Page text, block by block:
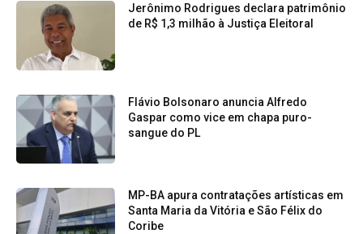
Jerônimo Rodrigues declara patrimônio
de R$ 1,3 milhão à Justiça Eleitoral
Flávio Bolsonaro anuncia Alfredo
Gaspar como vice em chapa puro-
sangue do PL
MP-BA apura contratações artísticas em
Santa Maria da Vitória e São Félix do
Coribe